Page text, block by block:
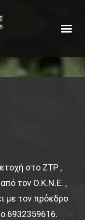
στο ZTP ,
τον Ο.Κ.Ν.Ε. ,
με τον πρόεδρο
6932359616.